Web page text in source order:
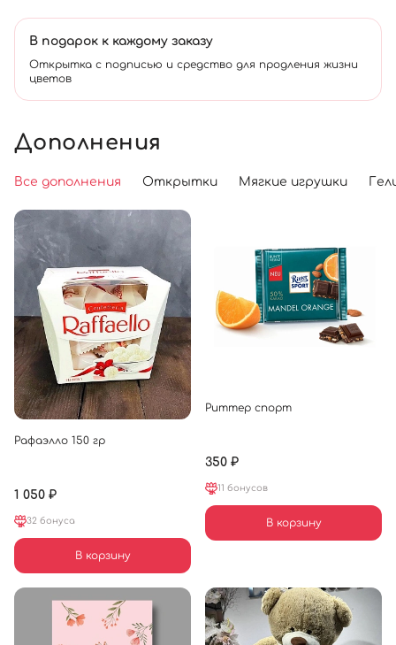
В подарок к каждому заказу
Открытка с подписью и средство для продления жизни
цветов
Дополнения
Все дополнения Открытки Мягкие игрушки
Рафаэлло 150 гр
1 050 ₽
32 бонуса
В корзину
Риттер спорт
350 ₽
11 бонусов
В корзину